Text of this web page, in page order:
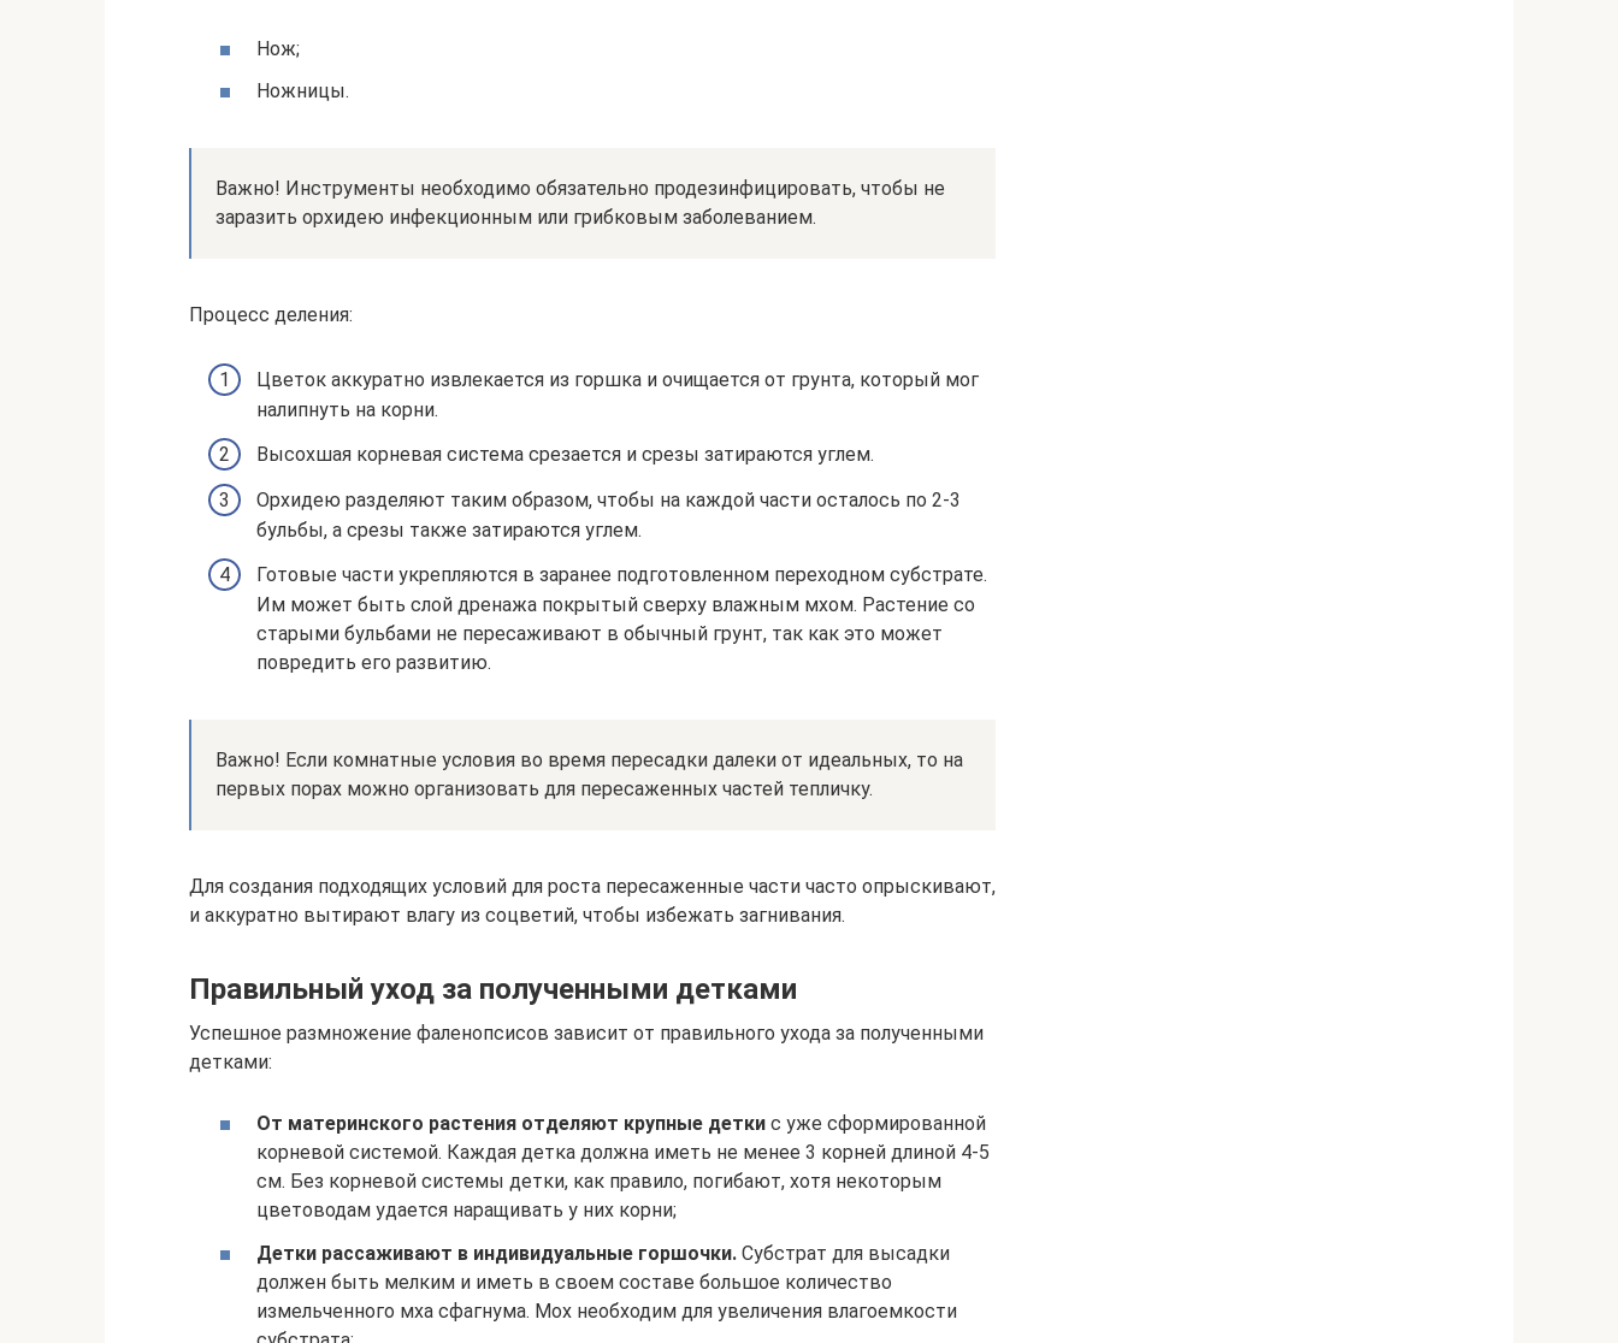
Нож;
Ножницы.
Важно! Инструменты необходимо обязательно продезинфицировать, чтобы не
заразить орхидею инфекционным или грибковым заболеванием.
Процесс деления:
Цветок аккуратно извлекается из горшка и очищается от грунта, который мог
налипнуть на корни.
Высохшая корневая система срезается и срезы затираются углем.
Орхидею разделяют таким образом, чтобы на каждой части осталось по 2-3
бульбы, а срезы также затираются углем.
Готовые части укрепляются в заранее подготовленном переходном субстрате.
Им может быть слой дренажа покрытый сверху влажным мхом. Растение со
старыми бульбами не пересаживают в обычный грунт, так как это может
повредить его развитию.
Важно! Если комнатные условия во время пересадки далеки от идеальных, то на
первых порах можно организовать для пересаженных частей тепличку.
Для создания подходящих условий для роста пересаженные части часто опрыскивают,
и аккуратно вытирают влагу из соцветий, чтобы избежать загнивания.
Правильный уход за полученными детками
Успешное размножение фаленопсисов зависит от правильного ухода за полученными
детками:
От материнского растения отделяют крупные детки с уже сформированной
корневой системой. Каждая детка должна иметь не менее 3 корней длиной 4-5
см. Без корневой системы детки, как правило, погибают, хотя некоторым
цветоводам удается наращивать у них корни;
Детки рассаживают в индивидуальные горшочки. Субстрат для высадки
должен быть мелким и иметь в своем составе большое количество
измельченного мха сфагнума. Мох необходим для увеличения влагоемкости